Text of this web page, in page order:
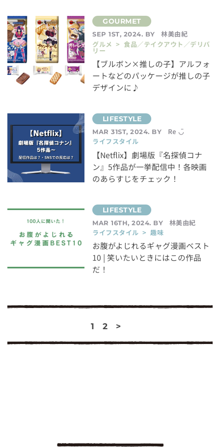
SEP 1ST, 2024. BY
林美由紀
グルメ > 食品／テイクアウト／デリバ
リー
【ブルボン×推しの子】アルフォ
ートなどのパッケージが推しの子
デザインに♪
MAR 31ST, 2024. BY
Re ◡̈
ライフスタイル
【Netflix】劇場版『名探偵コナ
ン』5作品が一挙配信中！各映画
のあらすじをチェック！
MAR 16TH, 2024. BY
林美由紀
ライフスタイル > 趣味
お腹がよじれるギャグ漫画ベスト
10 | 笑いたいときにはこの作品
だ！
1 2 >